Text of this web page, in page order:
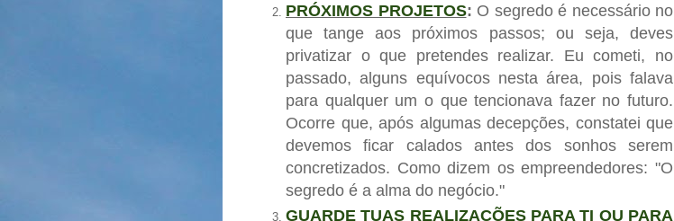
PRÓXIMOS PROJETOS: O segredo é necessário no
que tange aos próximos passos; ou seja, deves
privatizar o que pretendes realizar. Eu cometi, no
passado, alguns equívocos nesta área, pois falava
para qualquer um o que tencionava fazer no futuro.
Ocorre que, após algumas decepções, constatei que
devemos ficar calados antes dos sonhos serem
concretizados. Como dizem os empreendedores: "O
segredo é a alma do negócio."
GUARDE TUAS REALIZAÇÕES PARA TI OU PARA